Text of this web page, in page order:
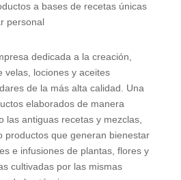
a bases de recetas únicas
personal
dedicada a la creación,
velas, lociones y aceites
de la más alta calidad. Una
elaborados de manera
las antiguas recetas y mezclas,
productos que generan bienestar
e infusiones de plantas, flores y
cultivadas por las mismas